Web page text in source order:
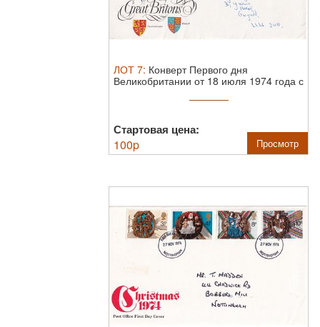
ЛОТ 7: Конверт Первого дня
Великобритании от 18 июля 1974 года с
Стартовая цена:
100p Просмотр